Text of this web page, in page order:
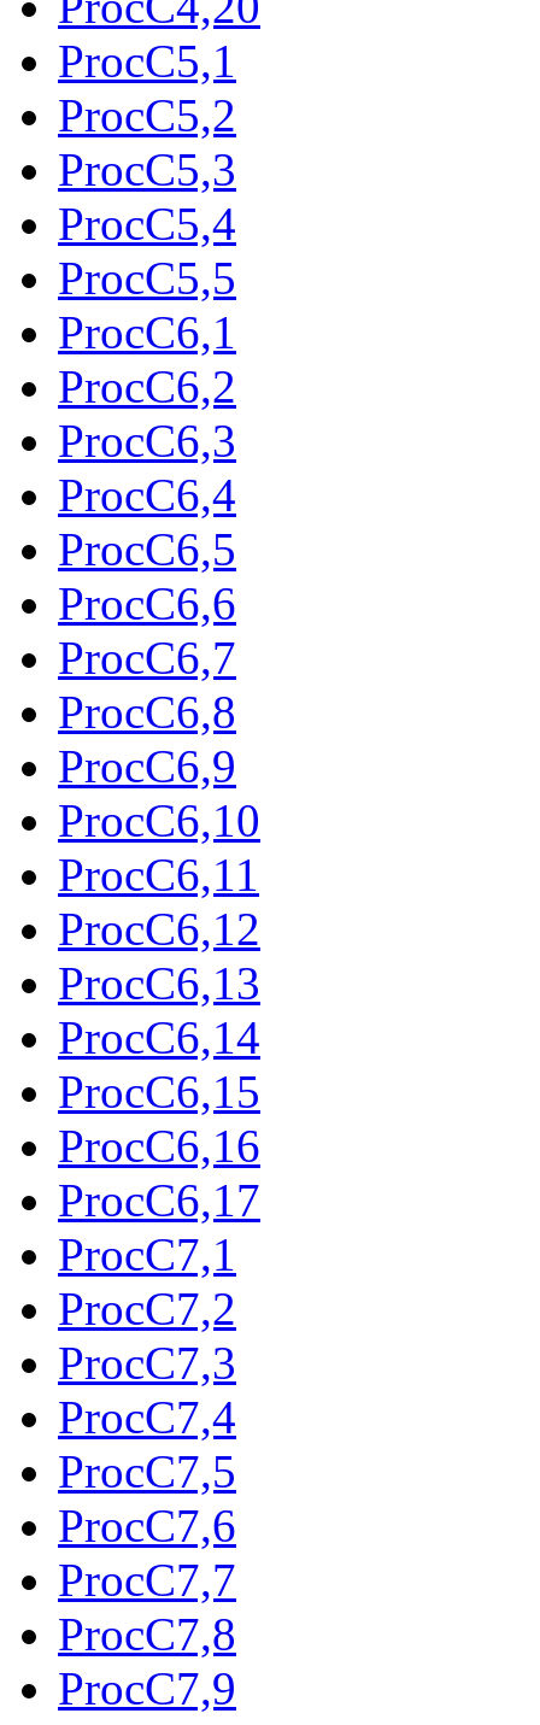
ProcC5,1
ProcC5,2
ProcC5,3
ProcC5,4
ProcC5,5
ProcC6,1
ProcC6,2
ProcC6,3
ProcC6,4
ProcC6,5
ProcC6,6
ProcC6,7
ProcC6,8
ProcC6,9
ProcC6,10
ProcC6,11
ProcC6,12
ProcC6,13
ProcC6,14
ProcC6,15
ProcC6,16
ProcC6,17
ProcC7,1
ProcC7,2
ProcC7,3
ProcC7,4
ProcC7,5
ProcC7,6
ProcC7,7
ProcC7,8
ProcC7,9